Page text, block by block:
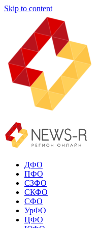
Skip to content
ДФО
ПФО
СЗФО
СКФО
СФО
УрФО
ЦФО